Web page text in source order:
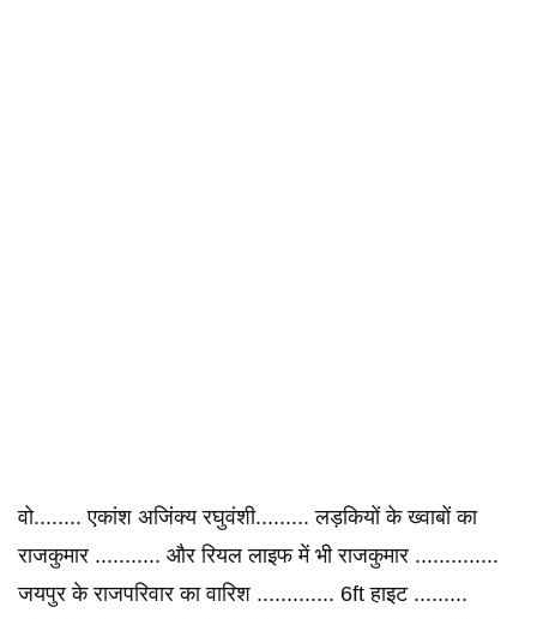
वो........ एकांश अजिंक्य रघुवंशी......... लड़कियों के ख्वाबों का
राजकुमार ........... और रियल लाइफ में भी राजकुमार ..............
जयपुर के राजपरिवार का वारिश ............. 6ft हाइट .........